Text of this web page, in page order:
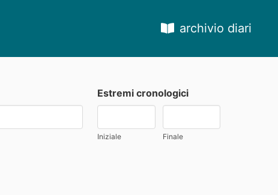
archivio diari
Estremi cronologici
Iniziale Finale